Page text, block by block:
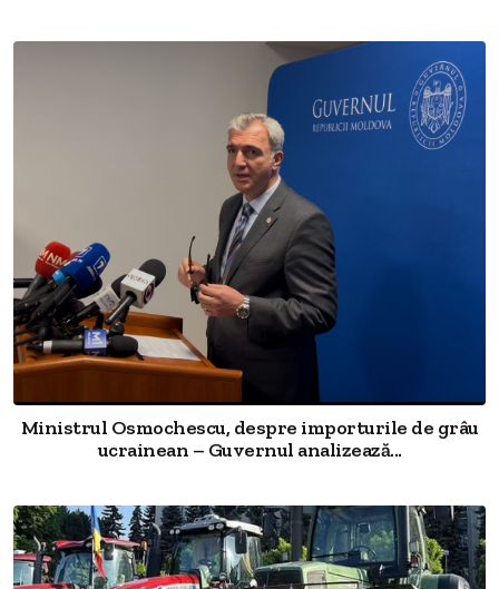
Ministrul Osmochescu, despre importurile de grâu
ucrainean – Guvernul analizează...